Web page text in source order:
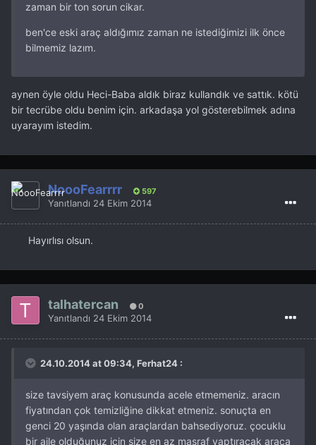
zaman bir ton sorun cikar.
ben'ce eski araç aldığımız zaman ne istediğimizi ilk önce
bilmemiz lazım.
aynen öyle oldu Heci-Baba aldık biraz kullandık ve sattık. kötü
bir tecrübe oldu benim için. arkadaşa yol gösterebilmek adına
uyarayım istedim.
NoooFearrrr 597
Yanıtlandı 24 Ekim 2014
Hayırlısı olsun.
talhatercan 0
Yanıtlandı 24 Ekim 2014
24.10.2014 at 09:34, Ferhat24 :
size tavsiyem araç konusunda acele etmemeniz. aracın
fiyatından çok temizliğine dikkat etmeniz. sonuçta en
genci 20 yaşında olan araçlardan bahsediyoruz. çocuklu
bir aile olduğunuz için size en az masraf yaptıracak araca